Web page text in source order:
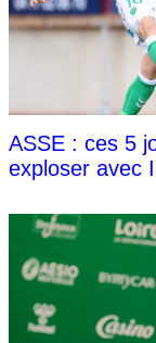
ASSE : ces 5
exploser avec